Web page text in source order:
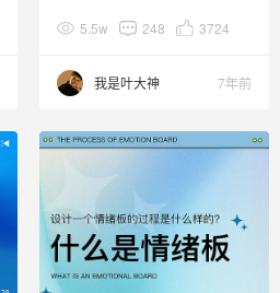
5.5w 248 3724
我是叶大神 7年前